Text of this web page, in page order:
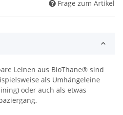
Frage zum Artikel
Leinen aus BioThane® sind
als Umhängeleine
oder auch als etwas